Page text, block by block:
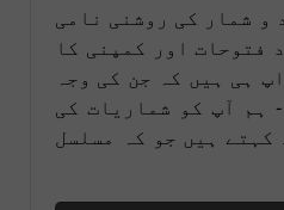
و شمار کی روشنی نامی
فتوحات اور کمپنی کا
ہی ہیں کہ جن کی وجہ
ہم آپ کو شماریات کی
کہتے ہیں جو کہ مسلسل